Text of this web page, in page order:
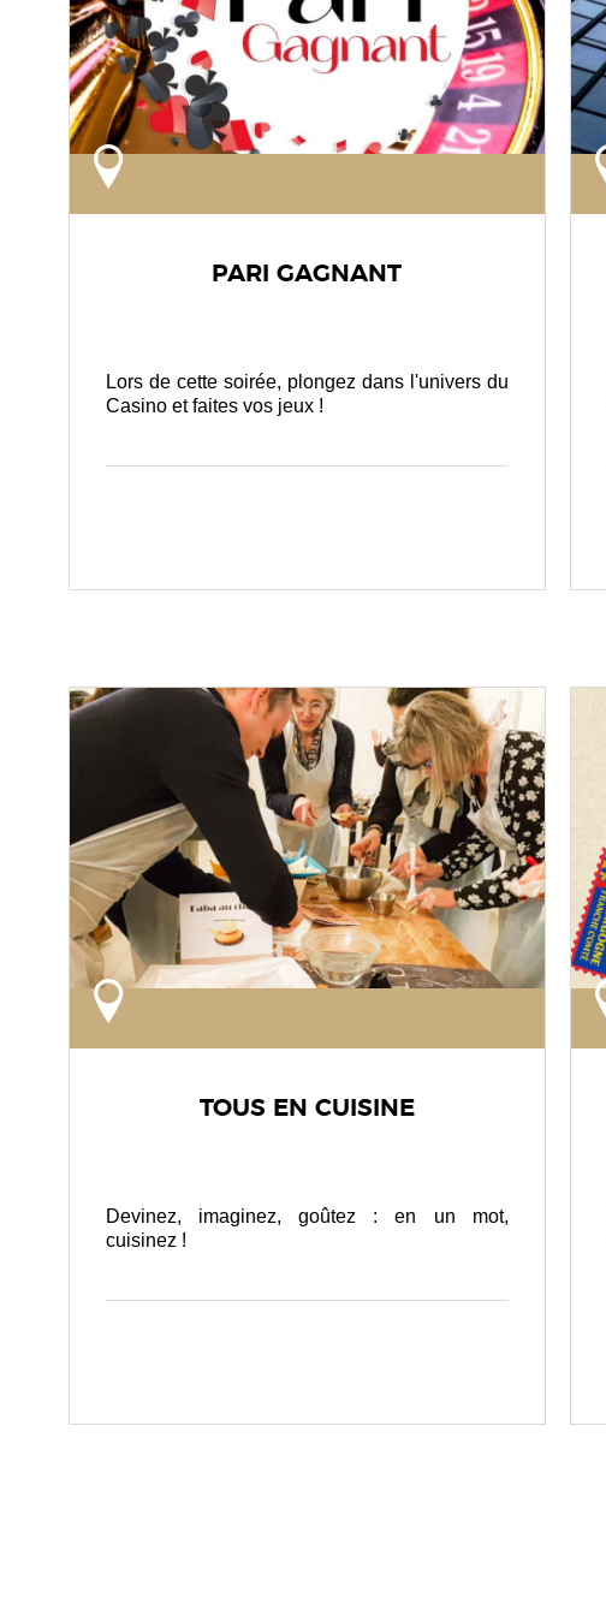
PARI GAGNANT
Lors de cette soirée, plongez dans l'univers du
Casino et faites vos jeux !
TOUS EN CUISINE
Devinez, imaginez, goûtez : en un mot,
cuisinez !